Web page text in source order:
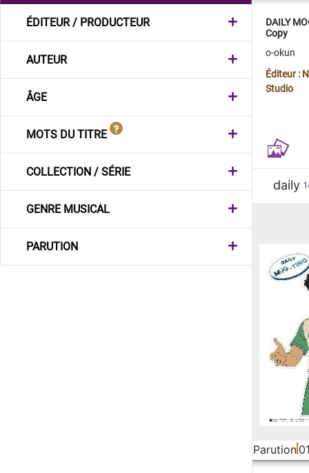
ÉDITEUR / PRODUCTEUR
AUTEUR
ÂGE
MOTS DU TITRE
COLLECTION / SÉRIE
GENRE MUSICAL
PARUTION
DAILY
Copy
o-okun
Éditeur :
Studio
daily
Parution